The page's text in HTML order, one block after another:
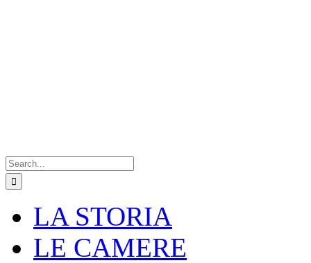
for:
LA STORIA
LE CAMERE